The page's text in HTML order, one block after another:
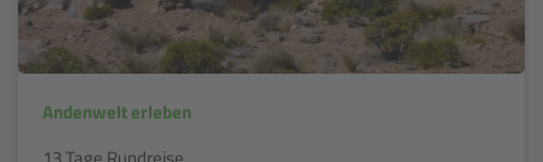
Andenwelt erleben